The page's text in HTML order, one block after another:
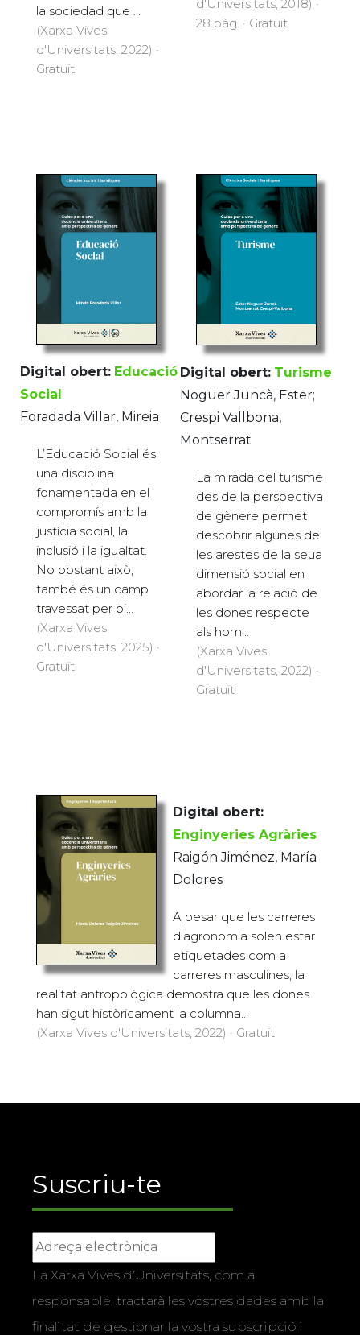
la sociedad que ...
(Xarxa Vives
d'Universitats, 2022) ·
Gratuït
d'Universitats, 2018) ·
28 pàg. · Gratuït
Digital obert: Educació
Social
Foradada Villar, Mireia
L’Educació Social és
una disciplina
fonamentada en el
compromís amb la
justícia social, la
inclusió i la igualtat.
No obstant això,
també és un camp
travessat per bi...
(Xarxa Vives
d'Universitats, 2025) ·
Gratuït
Digital obert: Turisme
Noguer Juncà, Ester;
Crespi Vallbona,
Montserrat
La mirada del turisme
des de la perspectiva
de gènere permet
descobrir algunes de
les arestes de la seua
dimensió social en
abordar la relació de
les dones respecte
als hom...
(Xarxa Vives
d'Universitats, 2022) ·
Gratuït
Digital obert:
Enginyeries Agràries
Raigón Jiménez, María
Dolores
A pesar que les carreres
d’agronomia solen estar
etiquetades com a
carreres masculines, la
realitat antropològica demostra que les dones
han sigut històricament la columna...
(Xarxa Vives d'Universitats, 2022) · Gratuït
Suscriu-te
La Xarxa Vives d’Universitats, com a
responsable, tractarà les vostres dades amb la
finalitat de gestionar la vostra subscripció i